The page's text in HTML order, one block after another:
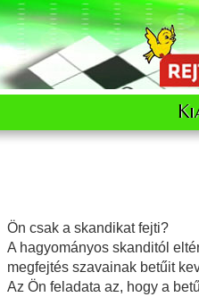
Ön csak a skandikat fejti?
A hagyományos skanditól
megfejtés szavainak betűit
Az Ön feladata az, hogy a